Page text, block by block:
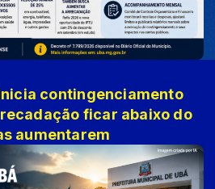
contingenciamento
ficar abaixo do
aumentarem